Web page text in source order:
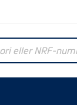
NRF-nummer